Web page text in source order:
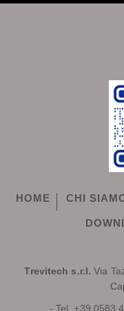
HOME CHI
Trevitech s.r.l. Via
- Tel.